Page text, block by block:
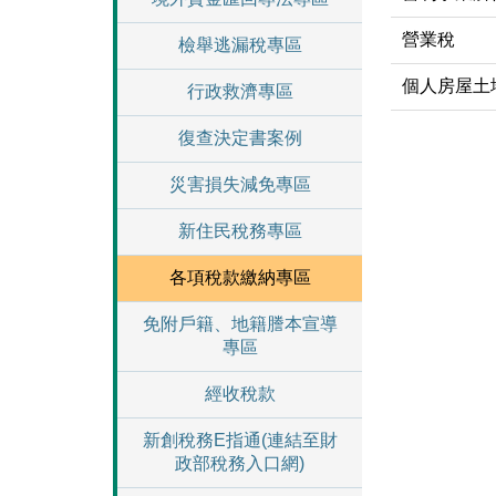
檢舉逃漏稅專區
行政救濟專區
復查決定書案例
災害損失減免專區
新住民稅務專區
各項稅款繳納專區
免附戶籍、地籍謄本宣導
專區
經收稅款
新創稅務E指通(連結至財
政部稅務入口網)
營業稅
個人房屋土